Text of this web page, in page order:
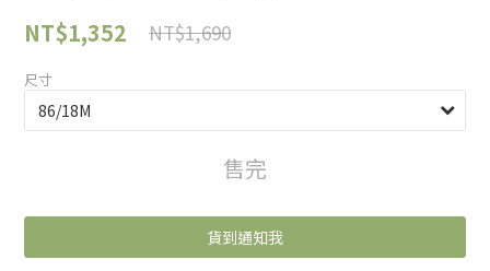
NT$1,352 NT$1,690
尺寸
售完
貨到通知我